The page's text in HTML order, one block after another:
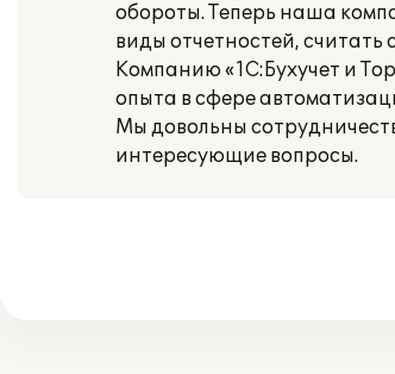
обороты. Теперь наша
виды отчетностей, считать
Компанию «1С:Бухучет и
опыта в сфере
Мы довольны
интересующие вопросы.